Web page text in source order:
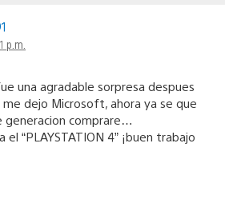
p.m.
una agradable sorpresa despues
dejo Microsoft, ahora ya se que
comprare…
“PLAYSTATION 4” ¡buen trabajo